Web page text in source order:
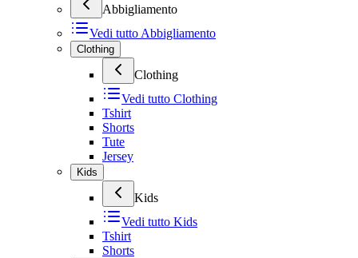
Abbigliamento
Vedi tutto Abbigliamento
Clothing
Clothing
Vedi tutto Clothing
Tshirt
Shorts
Tute
Jersey
Kids
Kids
Vedi tutto Kids
Tshirt
Shorts